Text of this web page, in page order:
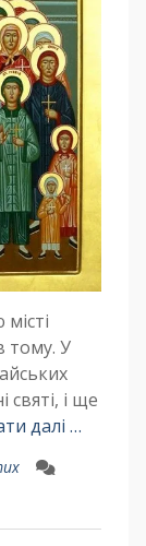
тому. У
і ще
далі …